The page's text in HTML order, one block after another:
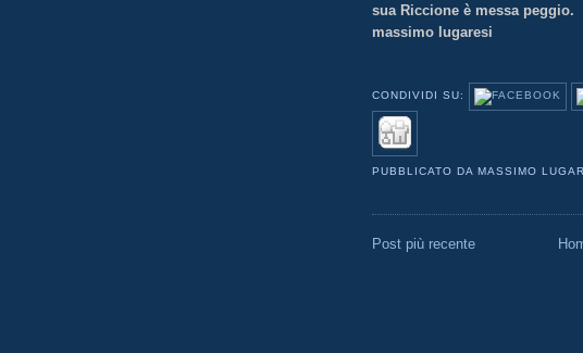
sua Riccione è messa peggio.
massimo lugaresi
CONDIVIDI SU:
PUBBLICATO DA MASSIMO
Post più recente